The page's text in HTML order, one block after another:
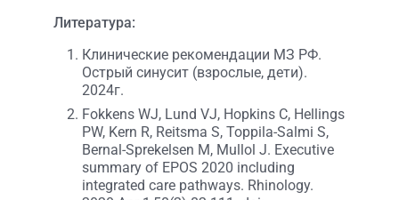
Литература:
Клинические рекомендации МЗ РФ.
Острый синусит (взрослые, дети).
2024г.
Fokkens WJ, Lund VJ, Hopkins C, Hellings
PW, Kern R, Reitsma S, Toppila-Salmi S,
Bernal-Sprekelsen M, Mullol J. Executive
summary of EPOS 2020 including
integrated care pathways. Rhinology.